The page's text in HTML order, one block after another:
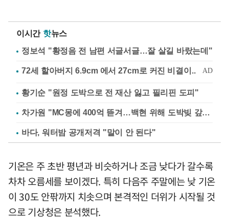
이시간 핫뉴스
정보석 "황정음 전 남편 서글서글…잘 살길 바랐는데"
황기순 "원정 도박으로 전 재산 잃고 필리핀 도피"
차가원 "MC몽에 400억 뜯겨…백현 위해 도박빚 갚아줘"
바다, 워터밤 공개저격 "말이 안 된다"
기온은 주 초반 평년과 비슷하거나 조금 낮다가 갈수록
차차 오름세를 보이겠다. 특히 다음주 주말에는 낮 기온
이 30도 안팎까지 치솟으며 본격적인 더위가 시작될 것
으로 기상청은 분석했다.